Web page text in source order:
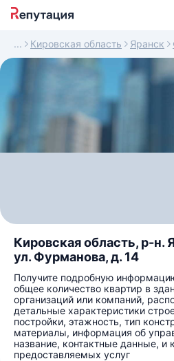
Кировская область Яранск
Кировская область, р-н.
ул. Фурманова, д. 14
Получите подробную
общее количество квартир в
организаций или компаний,
детальные характеристики
постройки, этажность, тип
материалы, информация об
название, контактные данные, и
предоставляемых услуг